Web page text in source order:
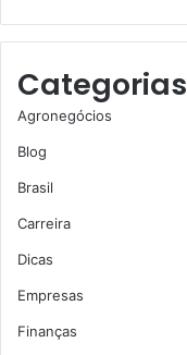
Categorias
Agronegócios
Blog
Brasil
Carreira
Dicas
Empresas
Finanças